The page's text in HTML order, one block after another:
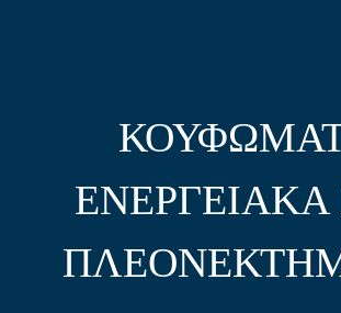
ΕΝΕΡΓΕΙΑΚΑ